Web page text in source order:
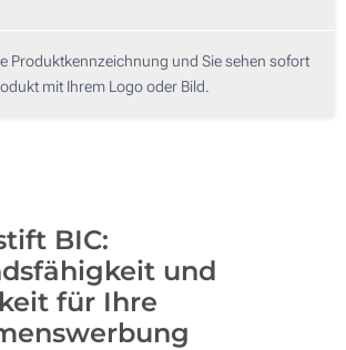
(Rundum-Druck)
Produktkennzeichnung und Sie sehen sofort
mit Ihrem Logo oder Bild.
BIC:
und
für Ihre